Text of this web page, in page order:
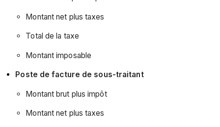
des
données
NOVEMber
Rapports
360°
Publication
Montant net plus taxes
Total de la taxe
Montant imposable
Poste de facture de sous-traitant
Montant brut plus impôt
Montant net plus taxes